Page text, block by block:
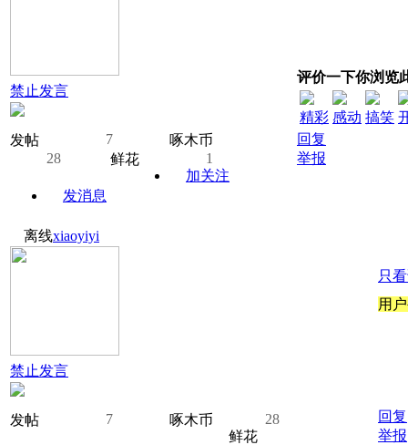
禁止发言
发帖 7
啄木币
28
鲜花
1
加关注
发消息
评价一下你浏览
精彩 感动 搞笑
回复
举报
离线xiaoyiyi
禁止发言
发帖 7 啄木币
28
鲜花
只
用
回复
举报